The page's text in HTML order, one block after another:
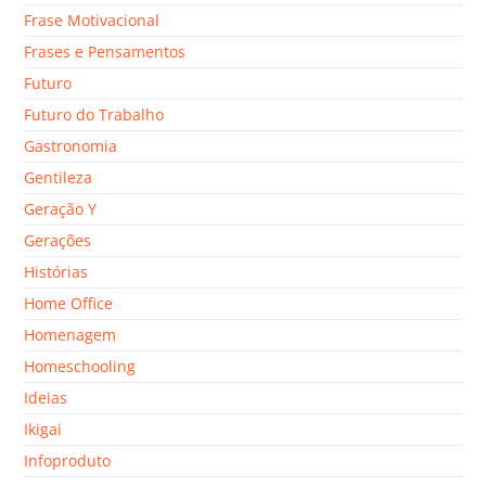
Frase Motivacional
Frases e Pensamentos
Futuro
Futuro do Trabalho
Gastronomia
Gentileza
Geração Y
Gerações
Histórias
Home Office
Homenagem
Homeschooling
Ideias
Ikigai
Infoproduto